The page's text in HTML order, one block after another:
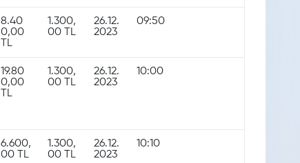
8.40
0,00
TL
1.300,
00 TL
26.12.
2023
09:50
19.80
0,00
TL
1.300,
00 TL
26.12.
2023
10:00
6.600,
00 TL
1.300,
00 TL
26.12.
2023
10:10